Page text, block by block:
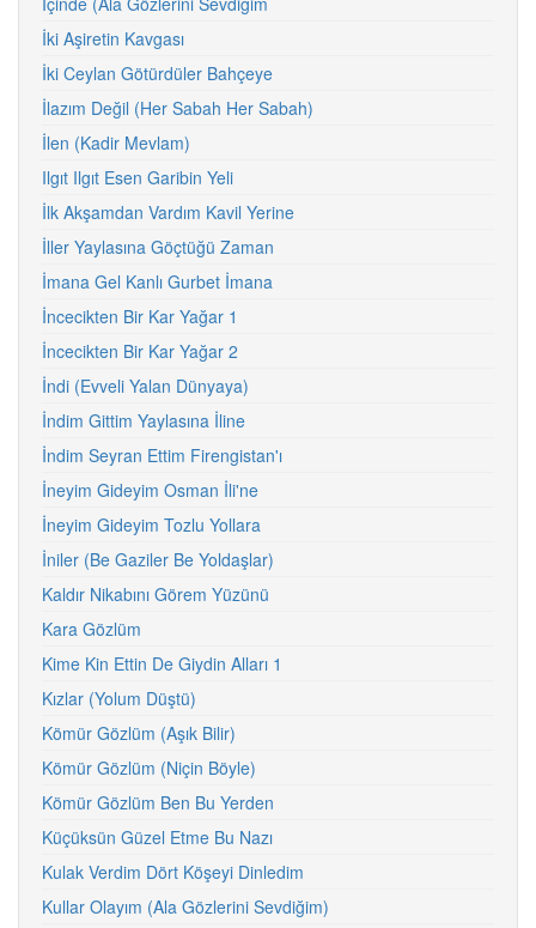
İki Aşiretin Kavgası
İki Ceylan Götürdüler Bahçeye
İlazım Değil (Her Sabah Her Sabah)
İlen (Kadir Mevlam)
Ilgıt Ilgıt Esen Garibin Yeli
İlk Akşamdan Vardım Kavil Yerine
İller Yaylasına Göçtüğü Zaman
İmana Gel Kanlı Gurbet İmana
İncecikten Bir Kar Yağar 1
İncecikten Bir Kar Yağar 2
İndi (Evveli Yalan Dünyaya)
İndim Gittim Yaylasına İline
İndim Seyran Ettim Firengistan'ı
İneyim Gideyim Osman İli'ne
İneyim Gideyim Tozlu Yollara
İniler (Be Gaziler Be Yoldaşlar)
Kaldır Nikabını Görem Yüzünü
Kara Gözlüm
Kime Kin Ettin De Giydin Alları 1
Kızlar (Yolum Düştü)
Kömür Gözlüm (Aşık Bilir)
Kömür Gözlüm (Niçin Böyle)
Kömür Gözlüm Ben Bu Yerden
Küçüksün Güzel Etme Bu Nazı
Kulak Verdim Dört Köşeyi Dinledim
Kullar Olayım (Ala Gözlerini Sevdiğim)